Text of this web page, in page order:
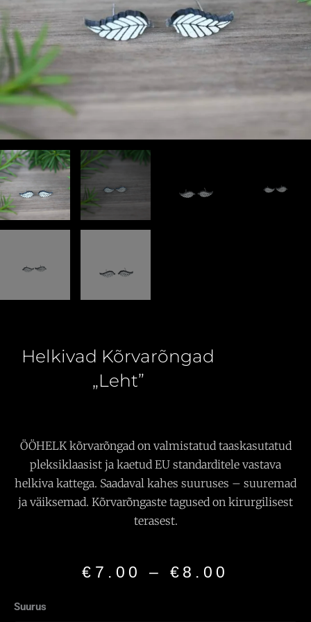
Helkivad Kõrvarõngad
„Leht”
ÖÖHELK kõrvarõngad on valmistatud taaskasutatud
pleksiklaasist ja kaetud EU standarditele vastava
helkiva kattega. Saadaval kahes suuruses – suuremad
ja väiksemad. Kõrvarõngaste tagused on kirurgilisest
terasest.
€ 7.00 – € 8.00
Suurus
Helkivad